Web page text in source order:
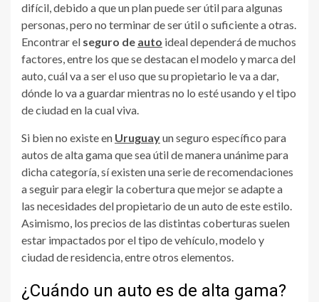
difícil, debido a que un plan puede ser útil para algunas
personas, pero no terminar de ser útil o suficiente a otras.
Encontrar el seguro de auto ideal dependerá de muchos
factores, entre los que se destacan el modelo y marca del
auto, cuál va a ser el uso que su propietario le va a dar,
dónde lo va a guardar mientras no lo esté usando y el tipo
de ciudad en la cual viva.
Si bien no existe en Uruguayun seguro específico para
autos de alta gama que sea útil de manera unánime para
dicha categoría, sí existen una serie de recomendaciones
a seguir para elegir la cobertura que mejor se adapte a
las necesidades del propietario de un auto de este estilo.
Asimismo, los precios de las distintas coberturas suelen
estar impactados por el tipo de vehículo, modelo y
ciudad de residencia, entre otros elementos.
¿Cuándo un auto es de alta gama?